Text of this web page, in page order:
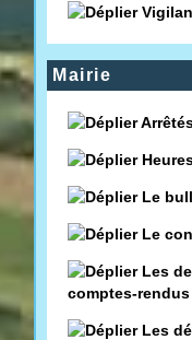
Mairie
Le
Le
Les
comptes-rendus
Les